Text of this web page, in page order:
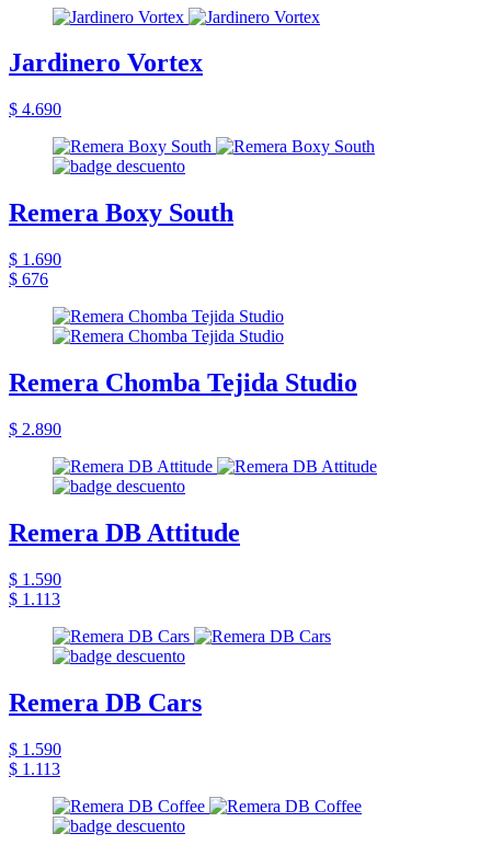
Jardinero Vortex
$ 4.690
Remera Boxy South
$ 1.690
$ 676
Remera Chomba Tejida Studio
$ 2.890
Remera DB Attitude
$ 1.590
$ 1.113
Remera DB Cars
$ 1.590
$ 1.113